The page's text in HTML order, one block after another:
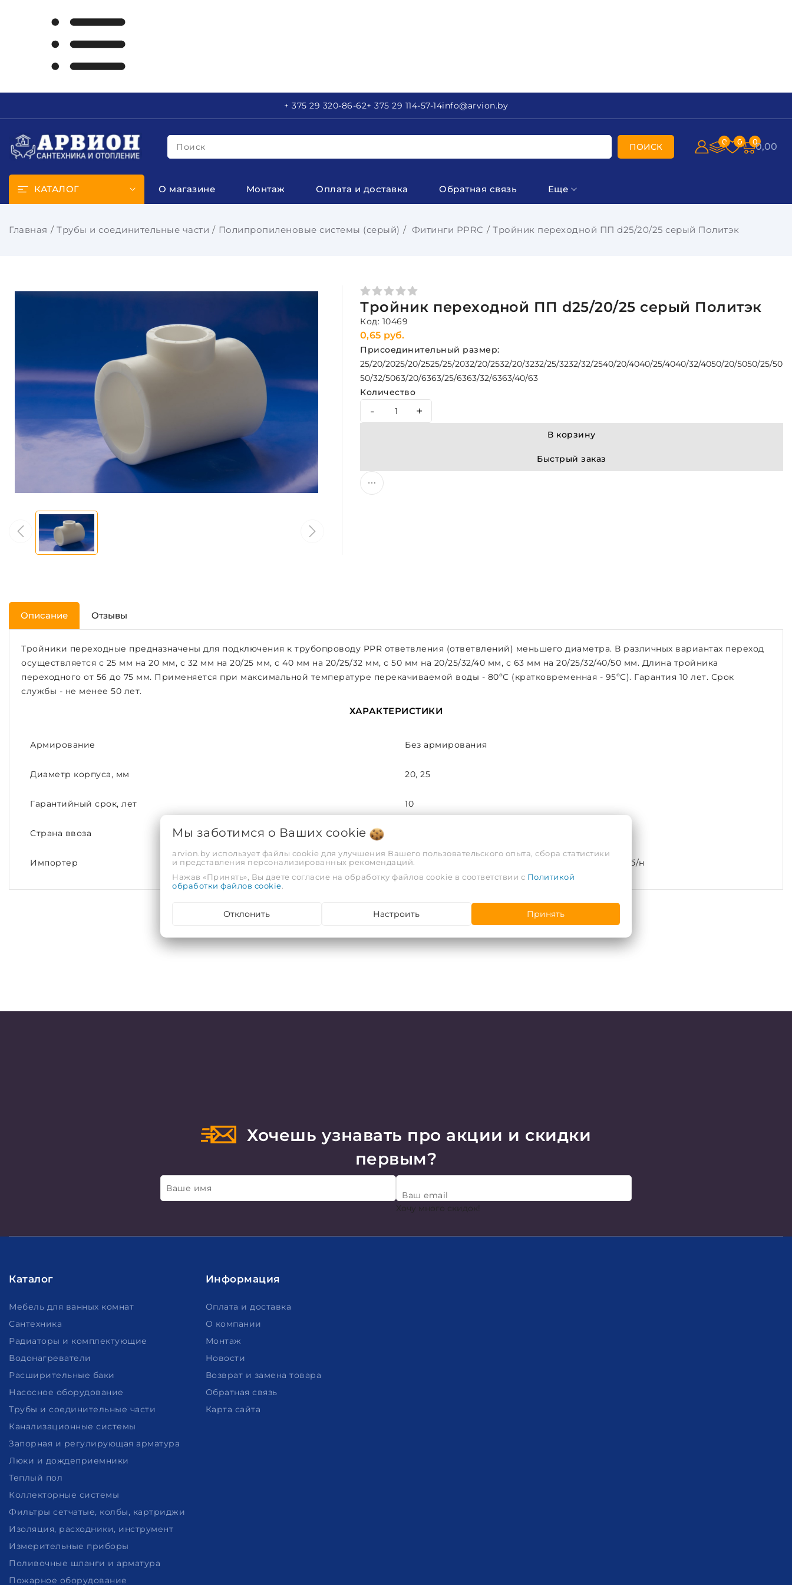
+ 375 29 320-86-62+ 375 29 114-57-14info@arvion.by
Поиск ПОИСК 0 0 00,00
КАТАЛОГ О магазине Монтаж Оплата и доставка Обратная связь Еще
Главная Трубы и соединительные части Полипропиленовые системы (серый) Фитинги PPRC Тройник переходной ПП d25/20/25 серый Политэк
Тройник переходной ПП d25/20/25 серый Политэк
Код: 10469
0,65 руб.
Присоединительный размер:
25/20/2025/20/2525/25/2032/20/2532/20/3232/25/3232/32/2540/20/4040/25/4040/32/4050/20/5050/25/50
50/32/5063/20/6363/25/6363/32/6363/40/63
Количество
- +
В корзину
Быстрый заказ
Описание Отзывы
Тройники переходные предназначены для подключения к трубопроводу PPR ответвления (ответвлений) меньшего диаметра. В различных вариантах переход
осуществляется с 25 мм на 20 мм, с 32 мм на 20/25 мм, с 40 мм на 20/25/32 мм, с 50 мм на 20/25/32/40 мм, с 63 мм на 20/25/32/40/50 мм. Длина тройника
переходного от 56 до 75 мм. Применяется при максимальной температуре перекачиваемой воды - 80ºС (кратковременная - 95ºС). Гарантия 10 лет. Срок
службы - не менее 50 лет.
ХАРАКТЕРИСТИКИ
Армирование Без армирования
Диаметр корпуса, мм 20, 25
Гарантийный срок, лет 10
Страна ввоза
Импортер ООО "АРВИОН", г. Гомель, ул. Подгорная, 2, пом. б/н
Хочешь узнавать про акции и скидки
первым?
Ваше имя
Ваш email
Хочу много скидок!
Каталог
Мебель для ванных комнат
Сантехника
Радиаторы и комплектующие
Водонагреватели
Расширительные баки
Насосное оборудование
Трубы и соединительные части
Канализационные системы
Запорная и регулирующая арматура
Люки и дождеприемники
Теплый пол
Коллекторные системы
Фильтры сетчатые, колбы, картриджи
Изоляция, расходники, инструмент
Измерительные приборы
Поливочные шланги и арматура
Пожарное оборудование
Информация
Оплата и доставка
О компании
Монтаж
Новости
Возврат и замена товара
Обратная связь
Карта сайта
Мы заботимся о Ваших cookie
arvion.by использует файлы cookie для улучшения Вашего пользовательского опыта, сбора статистики
и представления персонализированных рекомендаций.
Нажав «Принять», Вы даете согласие на обработку файлов cookie в соответствии с Политикой
обработки файлов cookie.
Отклонить Настроить Принять